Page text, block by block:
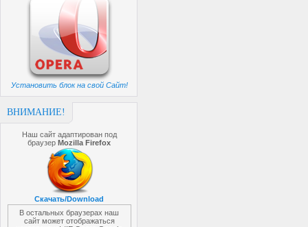
Установить блок на свой Сайт!
ВНИМАНИЕ!
Наш сайт адаптирован под
браузерMozilla Firefox
Скачать/Download
В остальных браузерах наш
сайт может отображаться